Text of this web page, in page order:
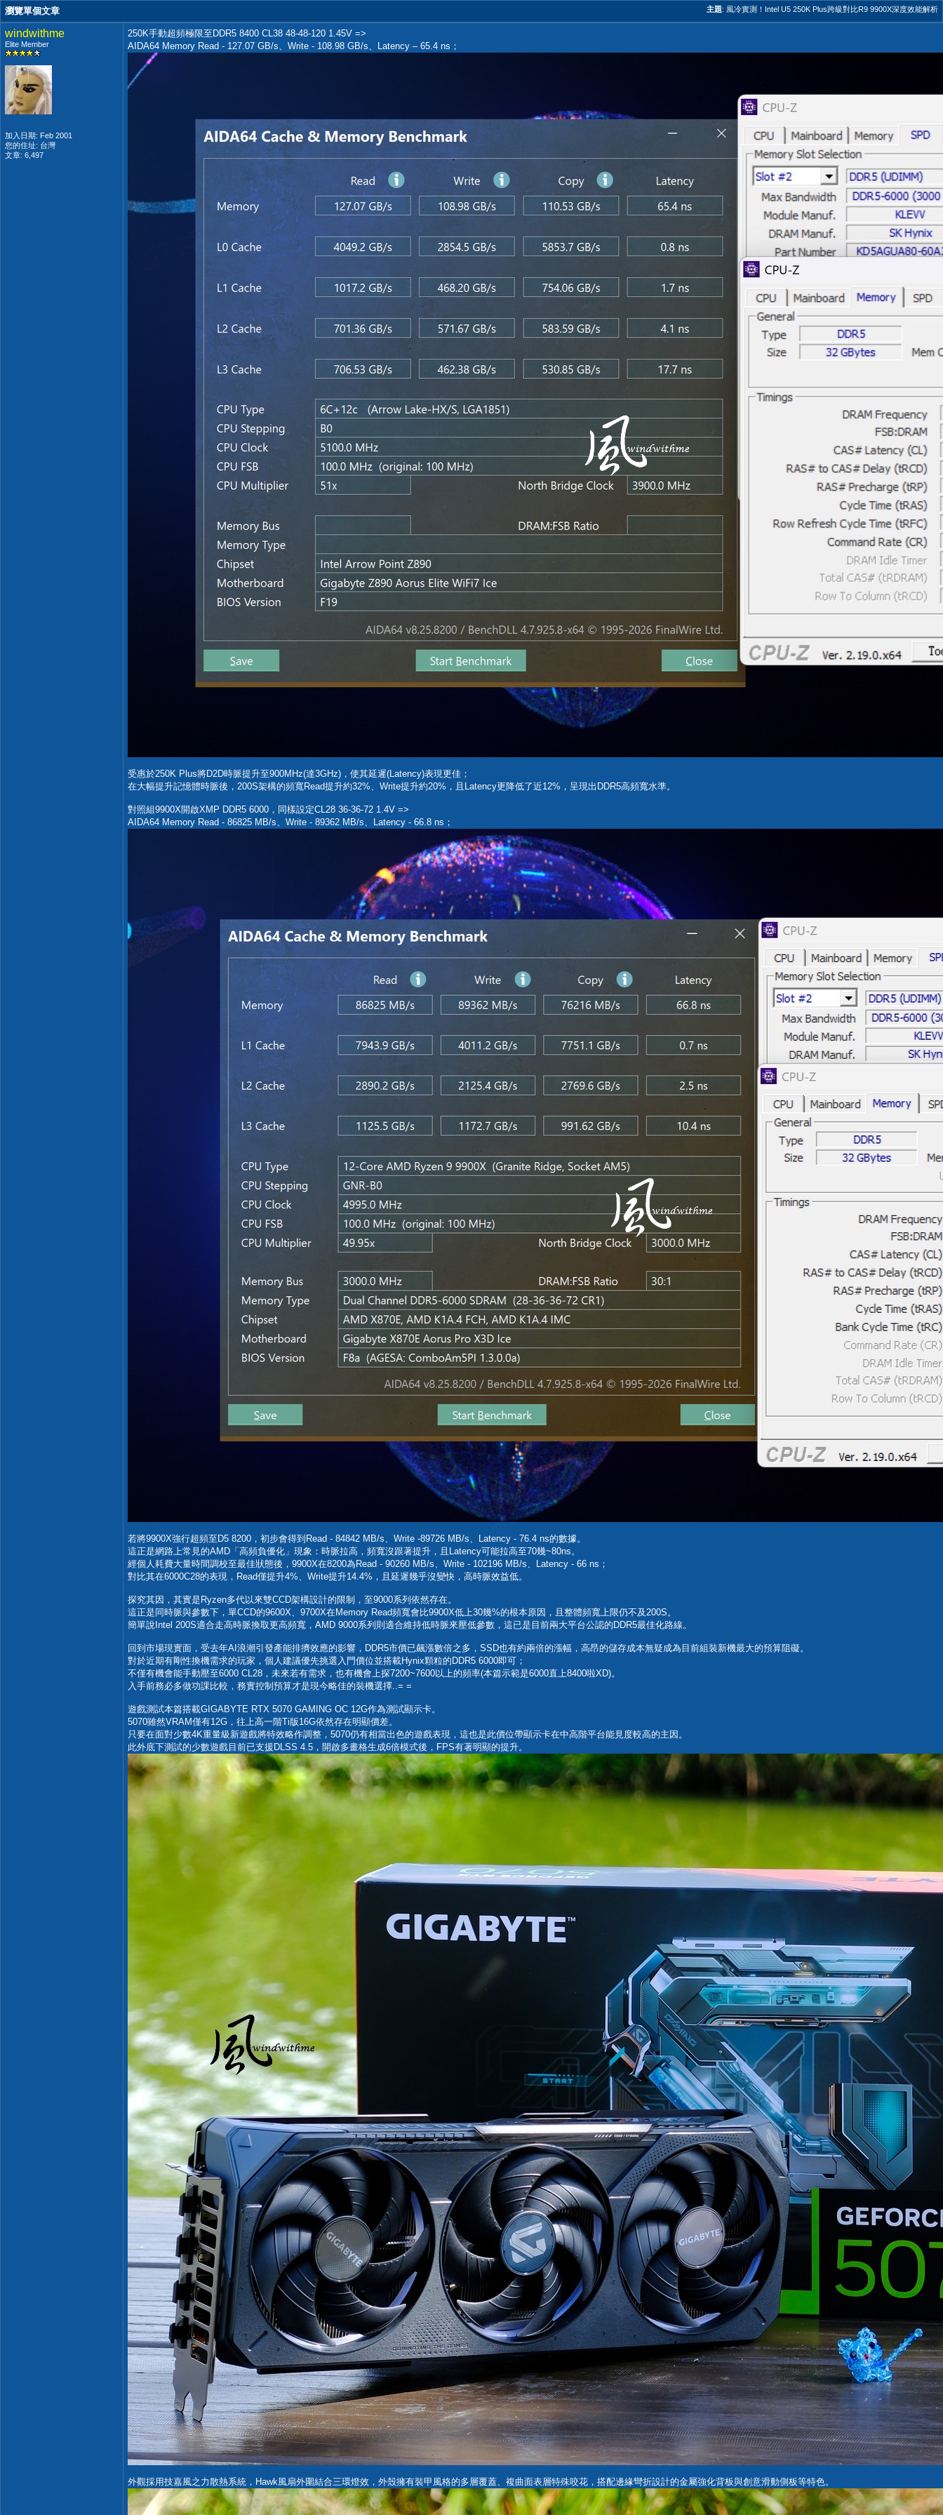
主題: 風冷實測！Intel U5 250K Plus跨級對比R9 9900X深度效能解析
瀏覽單個文章
windwithme
Elite Member
加入日期: Feb 2001
您的住址: 台灣
文章: 6,497
250K手動超頻極限至DDR5 8400 CL38 48-48-120 1.45V =>
AIDA64 Memory Read - 127.07 GB/s、Write - 108.98 GB/s、Latency – 65.4 ns；
受惠於250K Plus將D2D時脈提升至900MHz(達3GHz)，使其延遲(Latency)表現更佳；
在大幅提升記憶體時脈後，200S架構的頻寬Read提升約32%、Write提升約20%，且Latency更降低了近12%，呈現出DDR5高頻寬水準。
對照組9900X開啟XMP DDR5 6000，同樣設定CL28 36-36-72 1.4V =>
AIDA64 Memory Read - 86825 MB/s、Write - 89362 MB/s、Latency - 66.8 ns；
若將9900X強行超頻至D5 8200，初步會得到Read - 84842 MB/s、Write -89726 MB/s、Latency - 76.4 ns的數據。
這正是網路上常見的AMD「高頻負優化」現象：時脈拉高，頻寬沒跟著提升，且Latency可能拉高至70幾~80ns。
經個人耗費大量時間調校至最佳狀態後，9900X在8200為Read - 90260 MB/s、Write - 102196 MB/s、Latency - 66 ns；
對比其在6000C28的表現，Read僅提升4%、Write提升14.4%，且延遲幾乎沒變快，高時脈效益低。
探究其因，其實是Ryzen多代以來雙CCD架構設計的限制，至9000系列依然存在。
這正是同時脈與參數下，單CCD的9600X、9700X在Memory Read頻寬會比9900X低上30幾%的根本原因，且整體頻寬上限仍不及200S。
簡單說Intel 200S適合走高時脈換取更高頻寬，AMD 9000系列則適合維持低時脈來壓低參數，這已是目前兩大平台公認的DDR5最佳化路線。
回到市場現實面，受去年AI浪潮引發產能排擠效應的影響，DDR5市價已飆漲數倍之多，SSD也有約兩倍的漲幅，高昂的儲存成本無疑成為目前組裝新機最大的預算阻礙。
對於近期有剛性換機需求的玩家，個人建議優先挑選入門價位並搭載Hynix顆粒的DDR5 6000即可；
不僅有機會能手動壓至6000 CL28，未來若有需求，也有機會上探7200~7600以上的頻率(本篇示範是6000直上8400啦XD)。
入手前務必多做功課比較，務實控制預算才是現今略佳的裝機選擇..= =
遊戲測試本篇搭載GIGABYTE RTX 5070 GAMING OC 12G作為測試顯示卡。
5070雖然VRAM僅有12G，往上高一階Ti版16G依然存在明顯價差。
只要在面對少數4K重量級新遊戲將特效略作調整，5070仍有相當出色的遊戲表現，這也是此價位帶顯示卡在中高階平台能見度較高的主因。
此外底下測試的少數遊戲目前已支援DLSS 4.5，開啟多畫格生成6倍模式後，FPS有著明顯的提升。
外觀採用技嘉風之力散熱系統，Hawk風扇外圍結合三環燈效，外殼擁有裝甲風格的多層覆蓋、複曲面表層特殊咬花，搭配邊緣彎折設計的金屬強化背板與創意滑動側板等特色。